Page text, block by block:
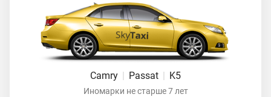
Camry Passat K5
Иномарки не старше 7 лет